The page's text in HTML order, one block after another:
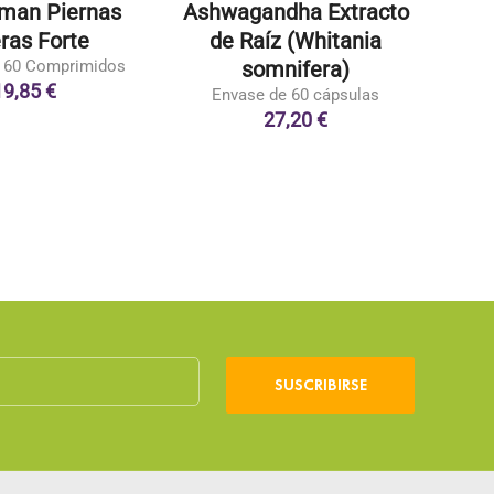
Piernas
Forte
60 Comprimidos
€
Ashwagandha Extracto
de Raíz (Whitania
somnifera)
Envase de 60 cápsulas
27,20 €
SUSCRIBIRSE